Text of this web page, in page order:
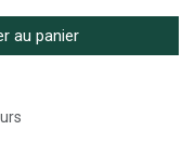
au panier